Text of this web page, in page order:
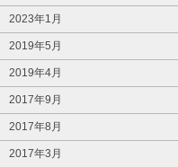
2023年1月
2019年5月
2019年4月
2017年9月
2017年8月
2017年3月